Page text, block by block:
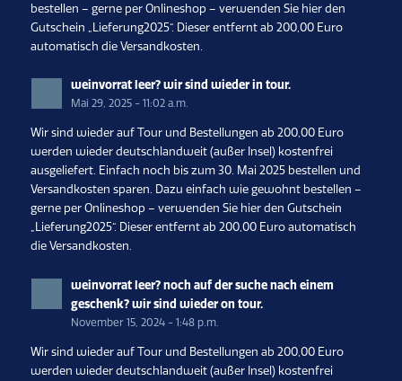
bestellen – gerne per Onlineshop – verwenden Sie hier den
Gutschein „Lieferung2025“. Dieser entfernt ab 200,00 Euro
automatisch die Versandkosten.
weinvorrat leer? wir sind wieder in tour.
Mai 29, 2025 - 11:02 a.m.
Wir sind wieder auf Tour und Bestellungen ab 200,00 Euro
werden wieder deutschlandweit (außer Insel) kostenfrei
ausgeliefert. Einfach noch bis zum 30. Mai 2025 bestellen und
Versandkosten sparen. Dazu einfach wie gewohnt bestellen –
gerne per Onlineshop – verwenden Sie hier den Gutschein
„Lieferung2025“. Dieser entfernt ab 200,00 Euro automatisch
die Versandkosten.
weinvorrat leer? noch auf der suche nach einem
geschenk? wir sind wieder on tour.
November 15, 2024 - 1:48 p.m.
Wir sind wieder auf Tour und Bestellungen ab 200,00 Euro
werden wieder deutschlandweit (außer Insel) kostenfrei